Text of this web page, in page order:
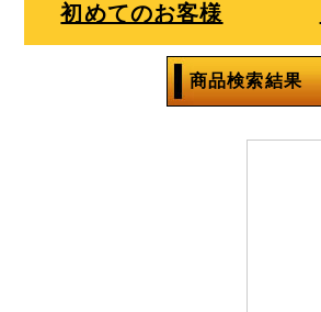
初めてのお客様
商品検索結果